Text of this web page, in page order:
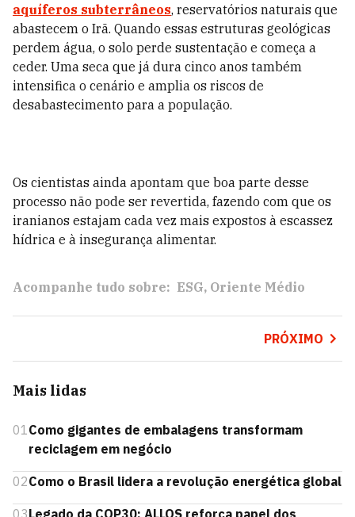
aquíferos subterrâneos, reservatórios naturais que
abastecem o Irã. Quando essas estruturas geológicas
perdem água, o solo perde sustentação e começa a
ceder. Uma seca que já dura cinco anos também
intensifica o cenário e amplia os riscos de
desabastecimento para a população.
Os cientistas ainda apontam que boa parte desse
processo não pode ser revertida, fazendo com que os
iranianos estajam cada vez mais expostos à escassez
hídrica e à insegurança alimentar.
Acompanhe tudo sobre: ESG Oriente Médio
PRÓXIMO
Mais lidas
01 Como gigantes de embalagens transformam
reciclagem em negócio
02Como o Brasil lidera a revolução energética global
03Legado da COP30: ALLOS reforça papel dos